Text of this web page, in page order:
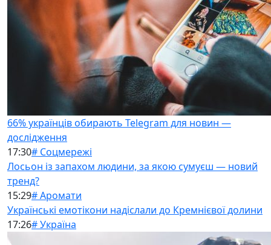
66% українців обирають Telegram для новин —
дослідження
17:30# Соцмережі
Лосьон із запахом людини, за якою сумуєш — новий
тренд?
15:29# Аромати
Українські емотікони надіслали до Кремнієвої долини
17:26# Україна